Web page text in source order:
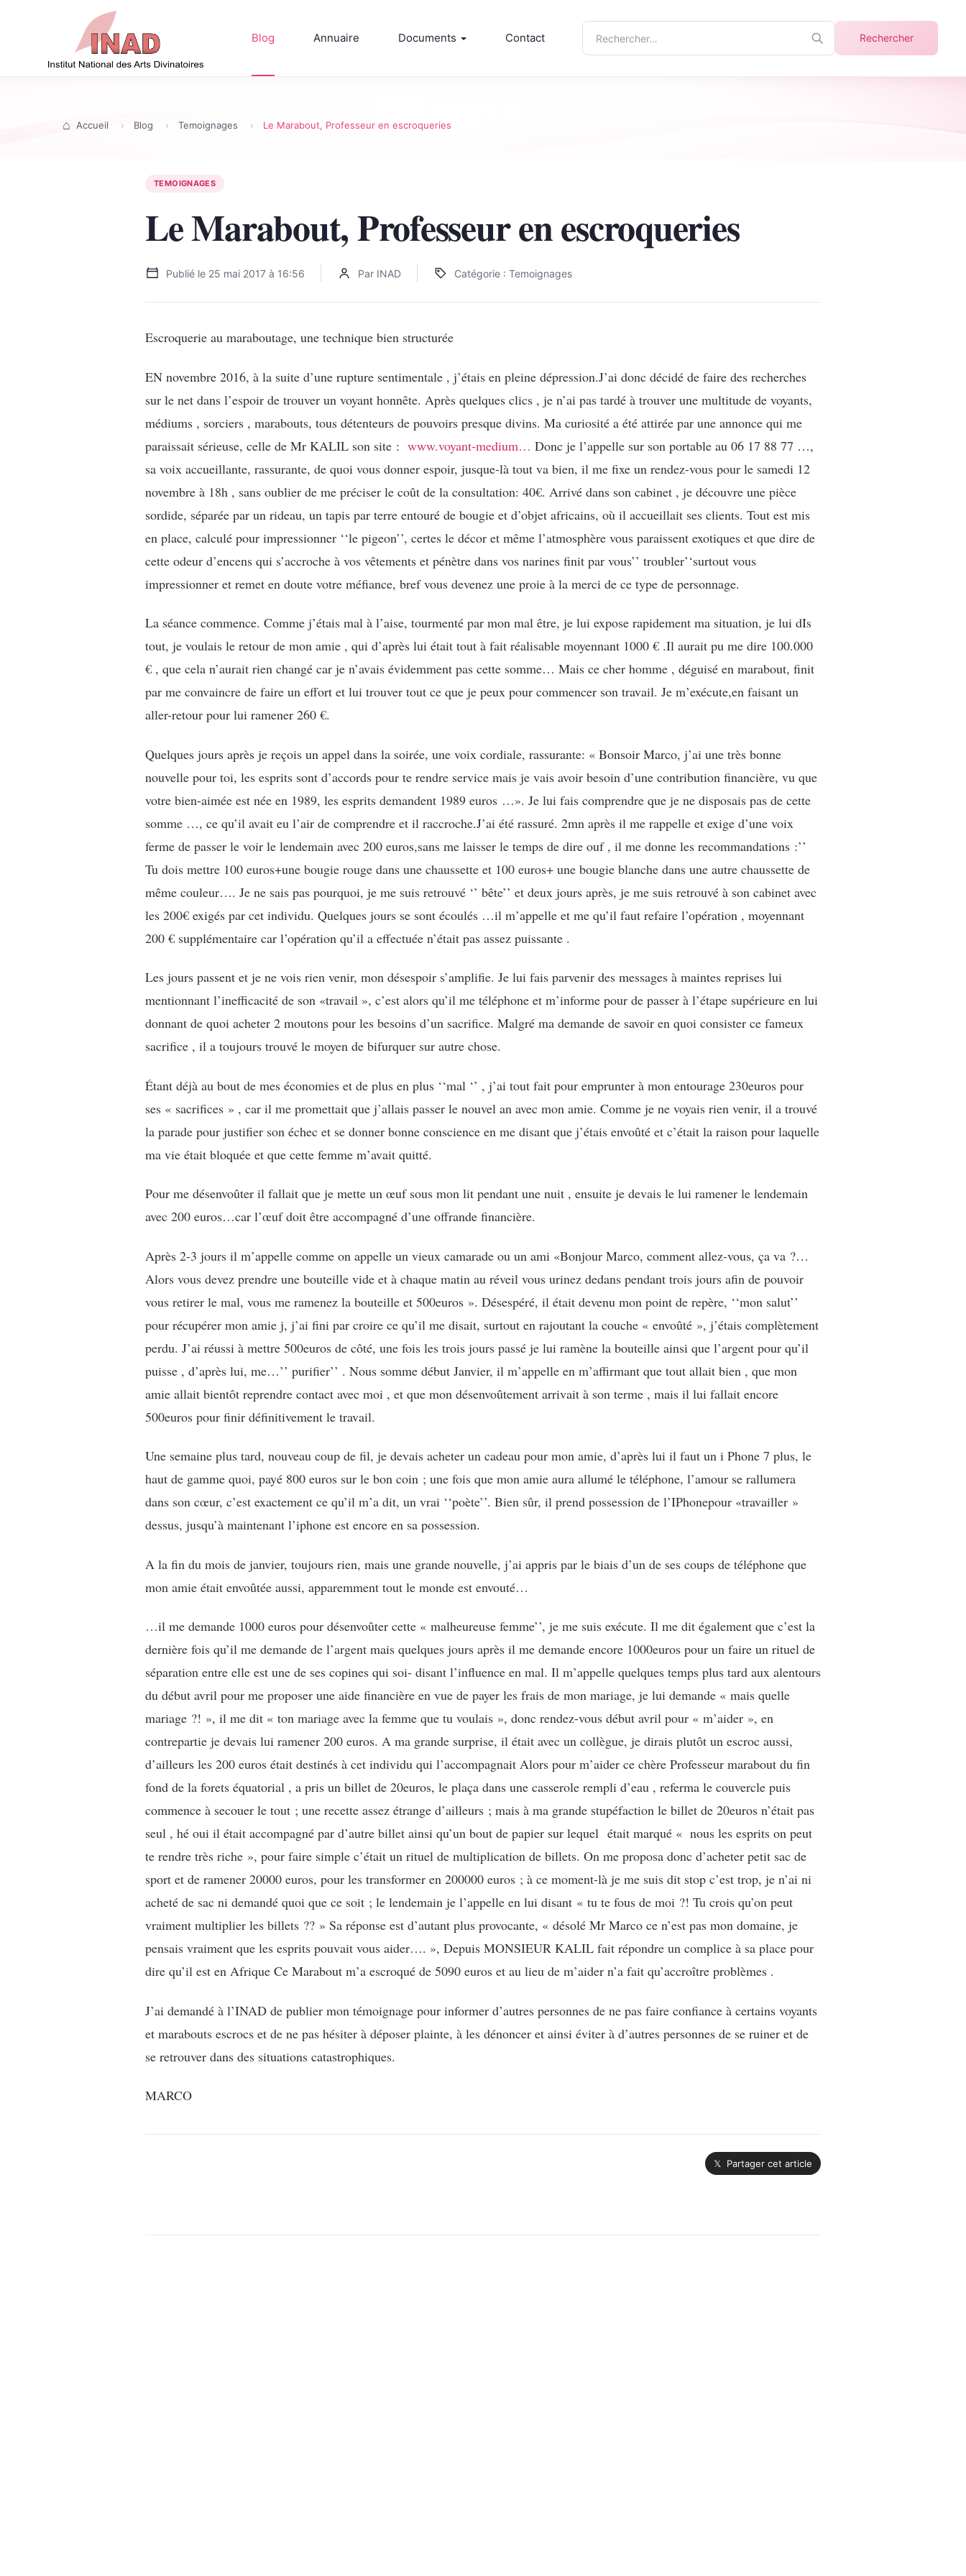
Blog Annuaire Documents Contact
sur
Rechercher
Accueil Blog Temoignages Le Marabout, Professeur en escroqueries
TEMOIGNAGES
Le Marabout, Professeur en escroqueries
Publié le 25 mai 2017 à 16:56 Par INAD Catégorie : Temoignages
Escroquerie au maraboutage, une technique bien structurée
EN novembre 2016, à la suite d’une rupture sentimentale , j’étais en pleine dépression.J’ai donc décidé de faire des recherches
sur le net dans l’espoir de trouver un voyant honnête. Après quelques clics , je n’ai pas tardé à trouver une multitude de voyants,
médiums , sorciers , marabouts, tous détenteurs de pouvoirs presque divins. Ma curiosité a été attirée par une annonce qui me
paraissait sérieuse, celle de Mr KALIL son site : www.voyant-medium… Donc je l’appelle sur son portable au 06 17 88 77 …,
sa voix accueillante, rassurante, de quoi vous donner espoir, jusque-là tout va bien, il me fixe un rendez-vous pour le samedi 12
novembre à 18h , sans oublier de me préciser le coût de la consultation: 40€. Arrivé dans son cabinet , je découvre une pièce
sordide, séparée par un rideau, un tapis par terre entouré de bougie et d’objet africains, où il accueillait ses clients. Tout est mis
en place, calculé pour impressionner ‘‘le pigeon’’, certes le décor et même l’atmosphère vous paraissent exotiques et que dire de
cette odeur d’encens qui s’accroche à vos vêtements et pénètre dans vos narines finit par vous’’ troubler’‘surtout vous
impressionner et remet en doute votre méfiance, bref vous devenez une proie à la merci de ce type de personnage.
La séance commence. Comme j’étais mal à l’aise, tourmenté par mon mal être, je lui expose rapidement ma situation, je lui dIs
tout, je voulais le retour de mon amie , qui d’après lui était tout à fait réalisable moyennant 1000 € .Il aurait pu me dire 100.000
€ , que cela n’aurait rien changé car je n’avais évidemment pas cette somme… Mais ce cher homme , déguisé en marabout, finit
par me convaincre de faire un effort et lui trouver tout ce que je peux pour commencer son travail. Je m’exécute,en faisant un
aller-retour pour lui ramener 260 €.
Quelques jours après je reçois un appel dans la soirée, une voix cordiale, rassurante: « Bonsoir Marco, j’ai une très bonne
nouvelle pour toi, les esprits sont d’accords pour te rendre service mais je vais avoir besoin d’une contribution financière, vu que
votre bien-aimée est née en 1989, les esprits demandent 1989 euros …». Je lui fais comprendre que je ne disposais pas de cette
somme …, ce qu’il avait eu l’air de comprendre et il raccroche.J’ai été rassuré. 2mn après il me rappelle et exige d’une voix
ferme de passer le voir le lendemain avec 200 euros,sans me laisser le temps de dire ouf , il me donne les recommandations :’’
Tu dois mettre 100 euros+une bougie rouge dans une chaussette et 100 euros+ une bougie blanche dans une autre chaussette de
même couleur…. Je ne sais pas pourquoi, je me suis retrouvé ‘’ bête’’ et deux jours après, je me suis retrouvé à son cabinet avec
les 200€ exigés par cet individu. Quelques jours se sont écoulés …il m’appelle et me qu’il faut refaire l’opération , moyennant
200 € supplémentaire car l’opération qu’il a effectuée n’était pas assez puissante .
Les jours passent et je ne vois rien venir, mon désespoir s’amplifie. Je lui fais parvenir des messages à maintes reprises lui
mentionnant l’inefficacité de son «travail », c’est alors qu’il me téléphone et m’informe pour de passer à l’étape supérieure en lui
donnant de quoi acheter 2 moutons pour les besoins d’un sacrifice. Malgré ma demande de savoir en quoi consister ce fameux
sacrifice , il a toujours trouvé le moyen de bifurquer sur autre chose.
Étant déjà au bout de mes économies et de plus en plus ‘‘mal ‘’ , j’ai tout fait pour emprunter à mon entourage 230euros pour
ses « sacrifices » , car il me promettait que j’allais passer le nouvel an avec mon amie. Comme je ne voyais rien venir, il a trouvé
la parade pour justifier son échec et se donner bonne conscience en me disant que j’étais envoûté et c’était la raison pour laquelle
ma vie était bloquée et que cette femme m’avait quitté.
Pour me désenvoûter il fallait que je mette un œuf sous mon lit pendant une nuit , ensuite je devais le lui ramener le lendemain
avec 200 euros…car l’œuf doit être accompagné d’une offrande financière.
Après 2-3 jours il m’appelle comme on appelle un vieux camarade ou un ami «Bonjour Marco, comment allez-vous, ça va ?…
Alors vous devez prendre une bouteille vide et à chaque matin au réveil vous urinez dedans pendant trois jours afin de pouvoir
vous retirer le mal, vous me ramenez la bouteille et 500euros ». Désespéré, il était devenu mon point de repère, ‘‘mon salut’’
pour récupérer mon amie j, j’ai fini par croire ce qu’il me disait, surtout en rajoutant la couche « envoûté », j’étais complètement
perdu. J’ai réussi à mettre 500euros de côté, une fois les trois jours passé je lui ramène la bouteille ainsi que l’argent pour qu’il
puisse , d’après lui, me…’’ purifier’’ . Nous somme début Janvier, il m’appelle en m’affirmant que tout allait bien , que mon
amie allait bientôt reprendre contact avec moi , et que mon désenvoûtement arrivait à son terme , mais il lui fallait encore
500euros pour finir définitivement le travail.
Une semaine plus tard, nouveau coup de fil, je devais acheter un cadeau pour mon amie, d’après lui il faut un i Phone 7 plus, le
haut de gamme quoi, payé 800 euros sur le bon coin ; une fois que mon amie aura allumé le téléphone, l’amour se rallumera
dans son cœur, c’est exactement ce qu’il m’a dit, un vrai ‘‘poète’’. Bien sûr, il prend possession de l’IPhonepour «travailler »
dessus, jusqu’à maintenant l’iphone est encore en sa possession.
A la fin du mois de janvier, toujours rien, mais une grande nouvelle, j’ai appris par le biais d’un de ses coups de téléphone que
mon amie était envoûtée aussi, apparemment tout le monde est envouté…
…il me demande 1000 euros pour désenvoûter cette « malheureuse femme’’, je me suis exécute. Il me dit également que c’est la
dernière fois qu’il me demande de l’argent mais quelques jours après il me demande encore 1000euros pour un faire un rituel de
séparation entre elle est une de ses copines qui soi- disant l’influence en mal. Il m’appelle quelques temps plus tard aux alentours
du début avril pour me proposer une aide financière en vue de payer les frais de mon mariage, je lui demande « mais quelle
mariage ?! », il me dit « ton mariage avec la femme que tu voulais », donc rendez-vous début avril pour « m’aider », en
contrepartie je devais lui ramener 200 euros. A ma grande surprise, il était avec un collègue, je dirais plutôt un escroc aussi,
d’ailleurs les 200 euros était destinés à cet individu qui l’accompagnait Alors pour m’aider ce chère Professeur marabout du fin
fond de la forets équatorial , a pris un billet de 20euros, le plaça dans une casserole rempli d’eau , referma le couvercle puis
commence à secouer le tout ; une recette assez étrange d’ailleurs ; mais à ma grande stupéfaction le billet de 20euros n’était pas
seul , hé oui il était accompagné par d’autre billet ainsi qu’un bout de papier sur lequel était marqué « nous les esprits on peut
te rendre très riche », pour faire simple c’était un rituel de multiplication de billets. On me proposa donc d’acheter petit sac de
sport et de ramener 20000 euros, pour les transformer en 200000 euros ; à ce moment-là je me suis dit stop c’est trop, je n’ai ni
acheté de sac ni demandé quoi que ce soit ; le lendemain je l’appelle en lui disant « tu te fous de moi ?! Tu crois qu’on peut
vraiment multiplier les billets ?? » Sa réponse est d’autant plus provocante, « désolé Mr Marco ce n’est pas mon domaine, je
pensais vraiment que les esprits pouvait vous aider…. », Depuis MONSIEUR KALIL fait répondre un complice à sa place pour
dire qu’il est en Afrique Ce Marabout m’a escroqué de 5090 euros et au lieu de m’aider n’a fait qu’accroître problèmes .
J’ai demandé à l’INAD de publier mon témoignage pour informer d’autres personnes de ne pas faire confiance à certains voyants
et marabouts escrocs et de ne pas hésiter à déposer plainte, à les dénoncer et ainsi éviter à d’autres personnes de se ruiner et de
se retrouver dans des situations catastrophiques.
MARCO
𝕏 Partager cet article